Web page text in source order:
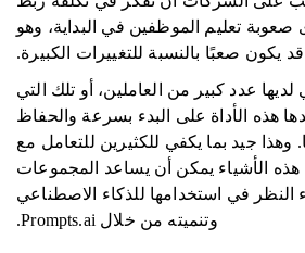
صعوبة تعليم الموظفين في البداية، وهو
قد يكون صعبًا بالنسبة للتغييرات الكبيرة.
عدد كبير من العاملين، أو تلك التي
هذه الأداة على البدء بسرعة والحفاظ
وهذا جيد بما يكفي للكثيرين للتعامل مع
الأشياء يمكن أن يساعد المجموعات
النظر في استخدامها للذكاء الاصطناعي
وتنميته من خلال Prompts.ai.